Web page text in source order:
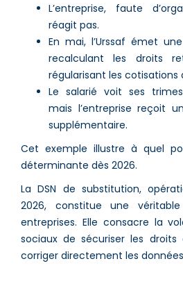
L’entreprise, faute
réagit pas.
En mai, l’Urssaf émet
recalculant les droits
régularisant les cotisations
Le salarié voit ses
mais l’entreprise reçoit
supplémentaire.
Cet exemple illustre à quel
déterminante dès 2026.
La DSN de substitution,
2026, constitue une
entreprises. Elle consacre la
sociaux de sécuriser les droits
corriger directement les